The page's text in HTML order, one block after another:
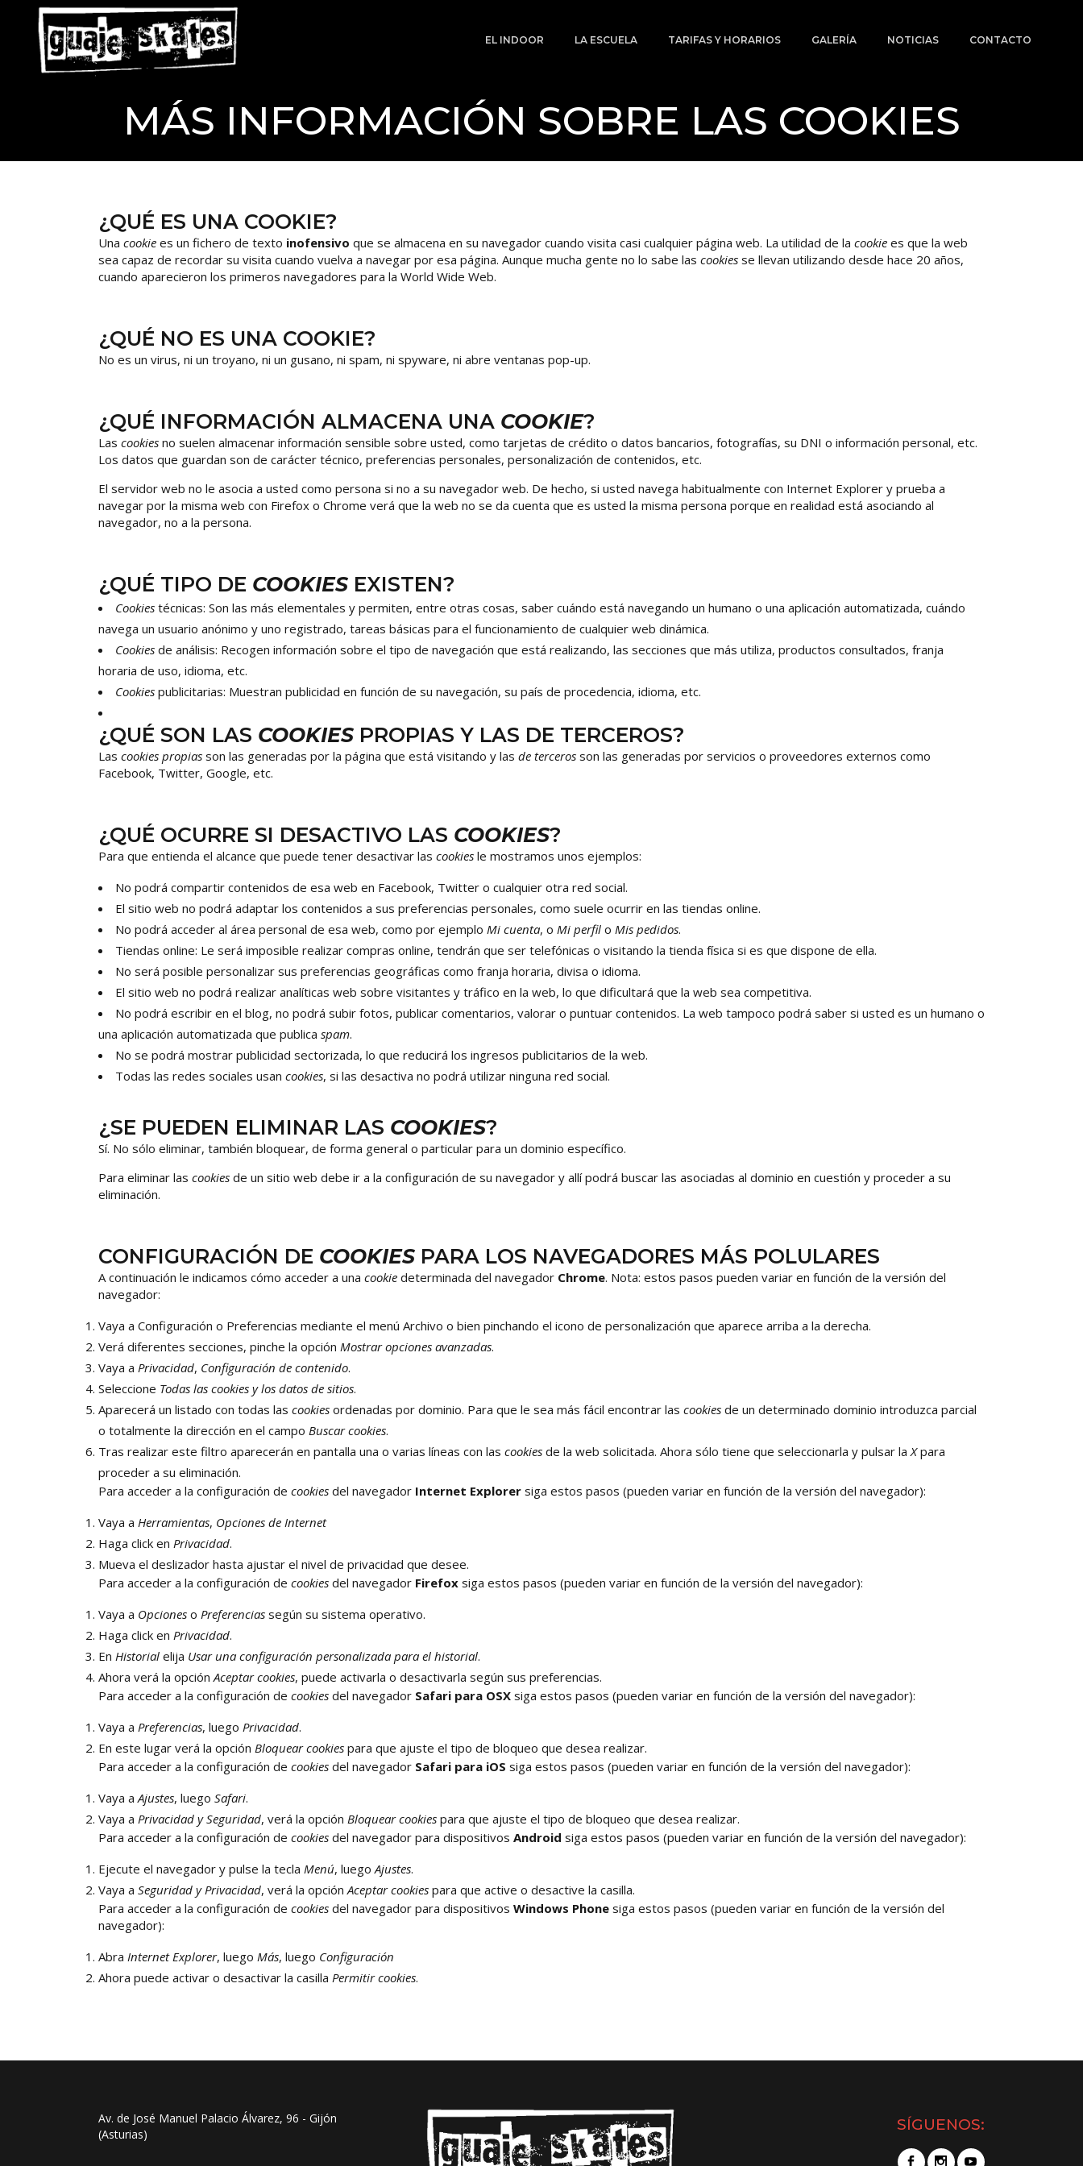
EL INDOOR LA ESCUELA TARIFAS Y HORARIOS GALERÍA NOTICIAS CONTACTO
MÁS INFORMACIÓN SOBRE LAS COOKIES
¿QUÉ ES UNA COOKIE?
Una cookie es un fichero de texto inofensivo que se almacena en su navegador cuando visita casi cualquier página web. La utilidad de la cookie es que la web
sea capaz de recordar su visita cuando vuelva a navegar por esa página. Aunque mucha gente no lo sabe las cookies se llevan utilizando desde hace 20 años,
cuando aparecieron los primeros navegadores para la World Wide Web.
¿QUÉ NO ES UNA COOKIE?
No es un virus, ni un troyano, ni un gusano, ni spam, ni spyware, ni abre ventanas pop-up.
¿QUÉ INFORMACIÓN ALMACENA UNA COOKIE?
Las cookies no suelen almacenar información sensible sobre usted, como tarjetas de crédito o datos bancarios, fotografías, su DNI o información personal, etc.
Los datos que guardan son de carácter técnico, preferencias personales, personalización de contenidos, etc.
El servidor web no le asocia a usted como persona si no a su navegador web. De hecho, si usted navega habitualmente con Internet Explorer y prueba a
navegar por la misma web con Firefox o Chrome verá que la web no se da cuenta que es usted la misma persona porque en realidad está asociando al
navegador, no a la persona.
¿QUÉ TIPO DE COOKIES EXISTEN?
Cookies técnicas: Son las más elementales y permiten, entre otras cosas, saber cuándo está navegando un humano o una aplicación automatizada, cuándo
navega un usuario anónimo y uno registrado, tareas básicas para el funcionamiento de cualquier web dinámica.
Cookies de análisis: Recogen información sobre el tipo de navegación que está realizando, las secciones que más utiliza, productos consultados, franja
horaria de uso, idioma, etc.
Cookies publicitarias: Muestran publicidad en función de su navegación, su país de procedencia, idioma, etc.
¿QUÉ SON LAS COOKIES PROPIAS Y LAS DE TERCEROS?
Las cookies propias son las generadas por la página que está visitando y las de terceros son las generadas por servicios o proveedores externos como
Facebook, Twitter, Google, etc.
¿QUÉ OCURRE SI DESACTIVO LAS COOKIES?
Para que entienda el alcance que puede tener desactivar las cookies le mostramos unos ejemplos:
No podrá compartir contenidos de esa web en Facebook, Twitter o cualquier otra red social.
El sitio web no podrá adaptar los contenidos a sus preferencias personales, como suele ocurrir en las tiendas online.
No podrá acceder al área personal de esa web, como por ejemplo Mi cuenta, o Mi perfil o Mis pedidos.
Tiendas online: Le será imposible realizar compras online, tendrán que ser telefónicas o visitando la tienda física si es que dispone de ella.
No será posible personalizar sus preferencias geográficas como franja horaria, divisa o idioma.
El sitio web no podrá realizar analíticas web sobre visitantes y tráfico en la web, lo que dificultará que la web sea competitiva.
No podrá escribir en el blog, no podrá subir fotos, publicar comentarios, valorar o puntuar contenidos. La web tampoco podrá saber si usted es un humano o
una aplicación automatizada que publica spam.
No se podrá mostrar publicidad sectorizada, lo que reducirá los ingresos publicitarios de la web.
Todas las redes sociales usan cookies, si las desactiva no podrá utilizar ninguna red social.
¿SE PUEDEN ELIMINAR LAS COOKIES?
Sí. No sólo eliminar, también bloquear, de forma general o particular para un dominio específico.
Para eliminar las cookies de un sitio web debe ir a la configuración de su navegador y allí podrá buscar las asociadas al dominio en cuestión y proceder a su
eliminación.
CONFIGURACIÓN DE COOKIES PARA LOS NAVEGADORES MÁS POLULARES
A continuación le indicamos cómo acceder a una cookie determinada del navegador Chrome. Nota: estos pasos pueden variar en función de la versión del
navegador:
Vaya a Configuración o Preferencias mediante el menú Archivo o bien pinchando el icono de personalización que aparece arriba a la derecha.
Verá diferentes secciones, pinche la opción Mostrar opciones avanzadas.
Vaya a Privacidad, Configuración de contenido.
Seleccione Todas las cookies y los datos de sitios.
Aparecerá un listado con todas las cookies ordenadas por dominio. Para que le sea más fácil encontrar las cookies de un determinado dominio introduzca parcial
o totalmente la dirección en el campo Buscar cookies.
Tras realizar este filtro aparecerán en pantalla una o varias líneas con las cookies de la web solicitada. Ahora sólo tiene que seleccionarla y pulsar laXpara
proceder a su eliminación.
Para acceder a la configuración de cookies del navegador Internet Explorer siga estos pasos (pueden variar en función de la versión del navegador):
Vaya a Herramientas, Opciones de Internet
Haga click en Privacidad.
Mueva el deslizador hasta ajustar el nivel de privacidad que desee.
Para acceder a la configuración de cookies del navegador Firefox siga estos pasos (pueden variar en función de la versión del navegador):
Vaya a Opciones o Preferencias según su sistema operativo.
Haga click en Privacidad.
En Historial elija Usar una configuración personalizada para el historial.
Ahora verá la opciónAceptar cookies, puede activarla o desactivarla según sus preferencias.
Para acceder a la configuración de cookies del navegador Safari para OSX siga estos pasos (pueden variar en función de la versión del navegador):
Vaya a Preferencias, luego Privacidad.
En este lugar verá la opción Bloquear cookies para que ajuste el tipo de bloqueo que desea realizar.
Para acceder a la configuración de cookies del navegador Safari para iOS siga estos pasos (pueden variar en función de la versión del navegador):
Vaya aAjustes, luego Safari.
Vaya a Privacidad y Seguridad, verá la opción Bloquear cookies para que ajuste el tipo de bloqueo que desea realizar.
Para acceder a la configuración de cookies del navegador para dispositivos Android siga estos pasos (pueden variar en función de la versión del navegador):
Ejecute el navegador y pulse la tecla Menú, luegoAjustes.
Vaya a Seguridad y Privacidad, verá la opciónAceptar cookies para que active o desactive la casilla.
Para acceder a la configuración de cookies del navegador para dispositivos Windows Phone siga estos pasos (pueden variar en función de la versión del
navegador):
Abra Internet Explorer, luego Más, luego Configuración
Ahora puede activar o desactivar la casilla Permitir cookies.
Av. de José Manuel Palacio Álvarez, 96 - Gijón
(Asturias)
SÍGUENOS: